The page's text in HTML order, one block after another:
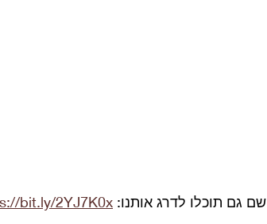
שם גם תוכלו לדרג אותנו: bit.ly/2YJ7K0x